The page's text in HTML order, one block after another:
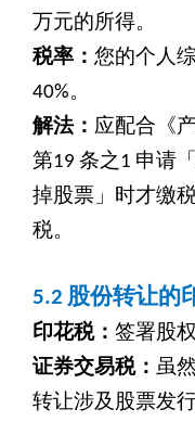
万元的所得。
税率： 您的个人
40%。
解法： 应配合《
第19 条之1 申请
掉股票」时才缴
税。
5.2 股份转让的
印花税： 签署股
证券交易税： 虽
转让涉及股票发